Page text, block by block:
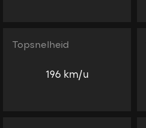
Topsnelheid
196 km/u